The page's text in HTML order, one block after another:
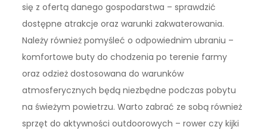
się z ofertą danego gospodarstwa – sprawdzić
dostępne atrakcje oraz warunki zakwaterowania.
Należy również pomyśleć o odpowiednim ubraniu –
komfortowe buty do chodzenia po terenie farmy
oraz odzież dostosowana do warunków
atmosferycznych będą niezbędne podczas pobytu
na świeżym powietrzu. Warto zabrać ze sobą również
sprzęt do aktywności outdoorowych – rower czy kijki